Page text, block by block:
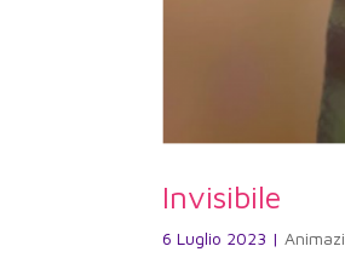
Invisibile
6 Luglio 2023 |